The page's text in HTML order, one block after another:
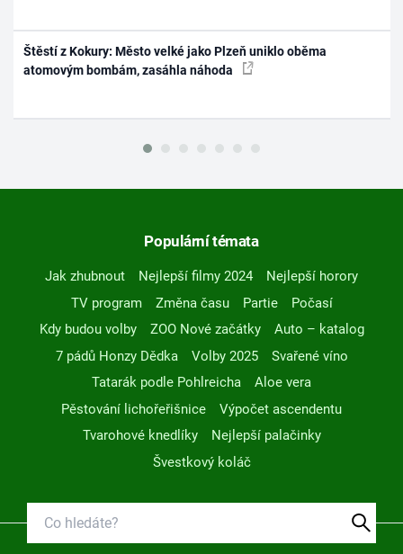
Štěstí z Kokury: Město velké jako Plzeň uniklo oběma
atomovým bombám, zasáhla náhoda
Populární témata
Jak zhubnout Nejlepší filmy 2024
Nejlepší horory
TV program
Změna času Partie
Počasí
Kdy budou volby
ZOO Nové začátky
Auto – katalog
7 pádů Honzy Dědka
Volby 2025
Svařené víno
Tatarák podle Pohlreicha
Aloe vera
Pěstování lichořeřišnice
Výpočet ascendentu
Tvarohové knedlíky
Nejlepší palačinky
Švestkový koláč